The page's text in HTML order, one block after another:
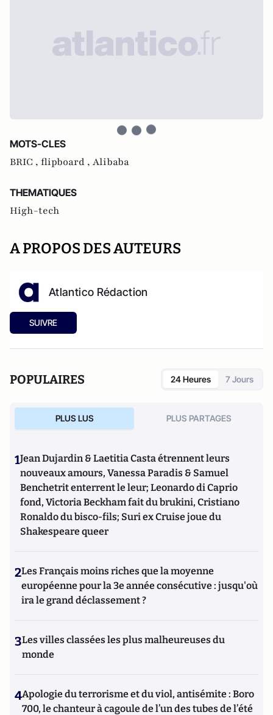
MOTS-CLES
BRIC , flipboard , Alibaba
THEMATIQUES
High-tech
A PROPOS DES AUTEURS
Atlantico Rédaction
SUIVRE
POPULAIRES 24 Heures 7 Jours
PLUS LUS PLUS PARTAGES
1Jean Dujardin & Laetitia Casta étrennent leurs
nouveaux amours, Vanessa Paradis & Samuel
Benchetrit enterrent le leur; Leonardo di Caprio
fond, Victoria Beckham fait du brukini, Cristiano
Ronaldo du bisco-fils; Suri ex Cruise joue du
Shakespeare queer
2Les Français moins riches que la moyenne
européenne pour la 3e année consécutive : jusqu'où
ira le grand déclassement ?
3Les villes classées les plus malheureuses du
monde
4Apologie du terrorisme et du viol, antisémite : Boro
700, le chanteur à cagoule de l’un des tubes de l’été